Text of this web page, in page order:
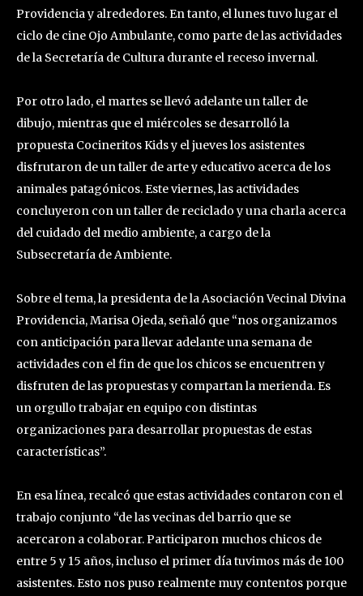
Providencia y alrededores. En tanto, el lunes tuvo lugar el
ciclo de cine Ojo Ambulante, como parte de las actividades
de la Secretaría de Cultura durante el receso invernal.
Por otro lado, el martes se llevó adelante un taller de
dibujo, mientras que el miércoles se desarrolló la
propuesta Cocineritos Kids y el jueves los asistentes
disfrutaron de un taller de arte y educativo acerca de los
animales patagónicos. Este viernes, las actividades
concluyeron con un taller de reciclado y una charla acerca
del cuidado del medio ambiente, a cargo de la
Subsecretaría de Ambiente.
Sobre el tema, la presidenta de la Asociación Vecinal Divina
Providencia, Marisa Ojeda, señaló que “nos organizamos
con anticipación para llevar adelante una semana de
actividades con el fin de que los chicos se encuentren y
disfruten de las propuestas y compartan la merienda. Es
un orgullo trabajar en equipo con distintas
organizaciones para desarrollar propuestas de estas
características”.
En esa línea, recalcó que estas actividades contaron con el
trabajo conjunto “de las vecinas del barrio que se
acercaron a colaborar. Participaron muchos chicos de
entre 5 y 15 años, incluso el primer día tuvimos más de 100
asistentes. Esto nos puso realmente muy contentos porque